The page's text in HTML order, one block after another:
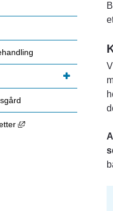
Länk till annan